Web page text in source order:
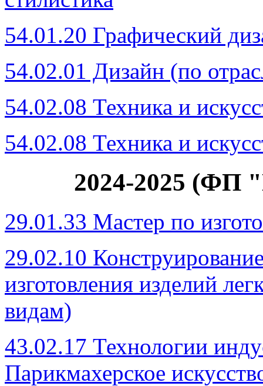
54.01.20 Графический
54.02.01 Дизайн (по
54.02.08 Техника и
54.02.08 Техника и
2024-2025 (ФП
29.01.33 Мастер по
29.02.10
изготовления изделий
видам)
43.02.17 Технологии
Парикмахерское